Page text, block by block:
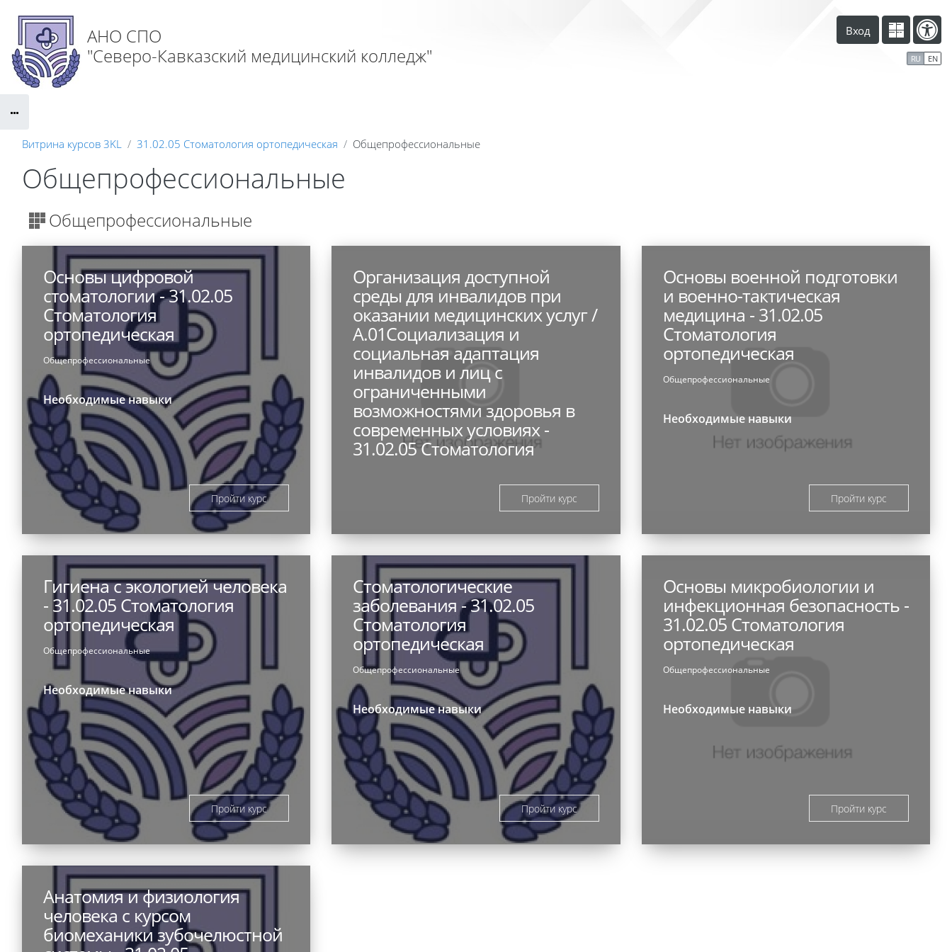
АНО СПО
"Северо-Кавказский медицинский колледж"
Вход
RU EN
Витрина курсов 3KL 31.02.05 Стоматология ортопедическая Общепрофессиональные
Общепрофессиональные
Общепрофессиональные
Основы цифровой
стоматологии - 31.02.05
Стоматология
ортопедическая
Общепрофессиональные
Необходимые навыки
Пройти курс
Организация доступной
среды для инвалидов при
оказании медицинских услуг /
А.01Социализация и
социальная адаптация
инвалидов и лиц с
ограниченными
возможностями здоровья в
современных условиях -
31.02.05 Стоматология
Необходимые навыки
Пройти курс
Основы военной подготовки
и военно-тактическая
медицина - 31.02.05
Стоматология
ортопедическая
Общепрофессиональные
Необходимые навыки
Пройти курс
Гигиена с экологией человека
- 31.02.05 Стоматология
ортопедическая
Общепрофессиональные
Необходимые навыки
Пройти курс
Стоматологические
заболевания - 31.02.05
Стоматология
ортопедическая
Общепрофессиональные
Необходимые навыки
Пройти курс
Основы микробиологии и
инфекционная безопасность -
31.02.05 Стоматология
ортопедическая
Общепрофессиональные
Необходимые навыки
Пройти курс
Анатомия и физиология
человека с курсом
биомеханики зубочелюстной